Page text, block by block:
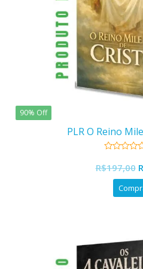
90% Off
PLR O Reino
out
of
R$197,00